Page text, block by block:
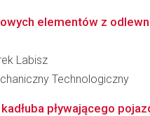
elementów z
Labisz
Technologiczny
pływającego